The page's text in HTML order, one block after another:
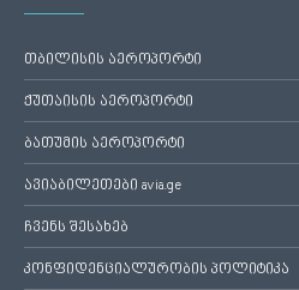
თბილისის აეროპორტი
ქუთაისის აეროპორტი
ბათუმის აეროპორტი
ავიაბილეთები avia.ge
ჩვენს შესახებ
კონფიდენციალურობის პოლიტიკა